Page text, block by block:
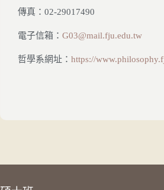
傳真：02-29017490
電子信箱： G03@mail.fju.edu.tw
哲學系網址： https://